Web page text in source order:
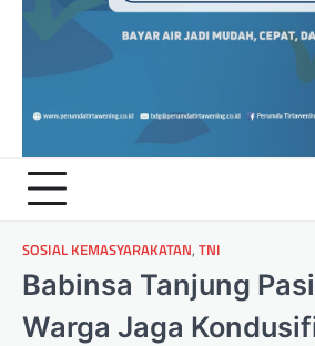
SOSIAL KEMASYARAKATAN, TNI
Babinsa Tanjung
Warga Jaga